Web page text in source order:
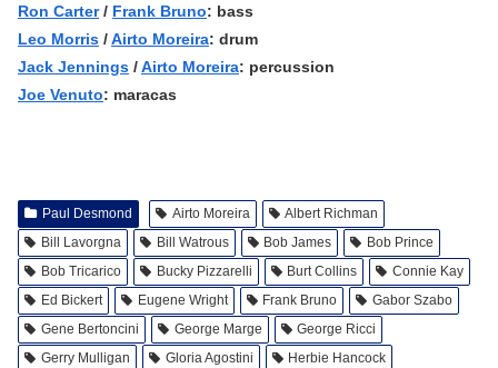
Ron Carter/ Frank Bruno: bass
Leo Morris /Airto Moreira: drum
Jack Jennings /Airto Moreira: percussion
Joe Venuto: maracas
Paul Desmond Airto Moreira
Albert Richman
Bill Lavorgna
Bill Watrous Bob James
Bob Prince
Bob Tricarico
Bucky Pizzarelli Burt Collins
Connie Kay
Ed Bickert
Eugene Wright Frank Bruno
Gabor Szabo
Gene Bertoncini
George Marge
George Ricci
Gerry Mulligan
Gloria Agostini
Herbie Hancock